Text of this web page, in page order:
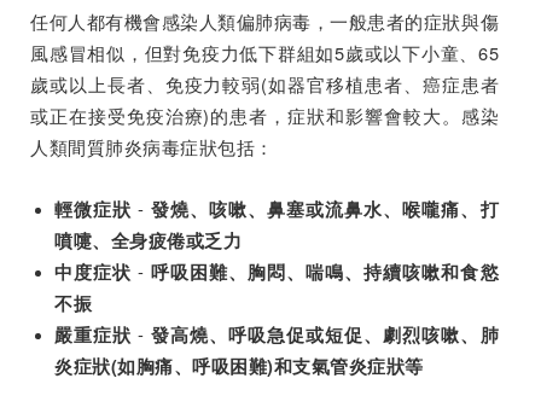
任何人都有機會感染人類偏肺病毒，一般患者的症狀與傷
風感冒相似，但對免疫力低下群組如5歲或以下小童、65
歲或以上長者、免疫力較弱(如器官移植患者、癌症患者
或正在接受免疫治療)的患者，症狀和影響會較大。感染
人類間質肺炎病毒症狀包括：
輕微症狀 - 發燒、咳嗽、鼻塞或流鼻水、喉嚨痛、打
噴嚏、全身疲倦或乏力
中度症状 - 呼吸困難、胸悶、喘鳴、持續咳嗽和食慾
不振
嚴重症狀 - 發高燒、呼吸急促或短促、劇烈咳嗽、肺
炎症狀(如胸痛、呼吸困難)和支氣管炎症狀等